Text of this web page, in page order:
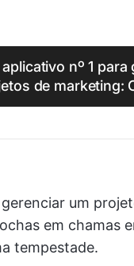
nº 1
de marketing:
um
em chamas
tempestade.